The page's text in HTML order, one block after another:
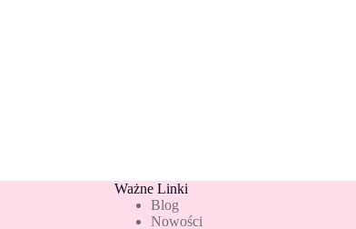
Ważne Linki
Blog
Nowości